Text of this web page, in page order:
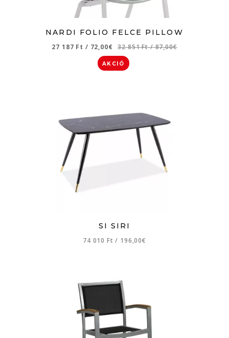
NARDI FOLIO FELCE PILLOW
27 187 Ft / 72,00€ 32 851 Ft/ 87,00€
AKCIÓ
SI SIRI
74 010 Ft/ 196,00€